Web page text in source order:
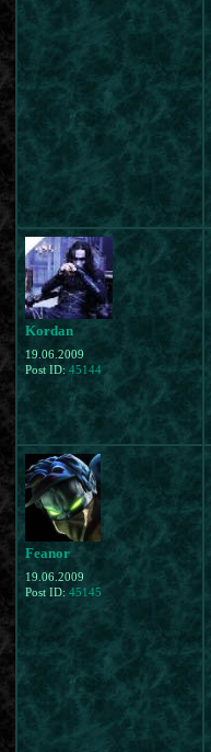
Kordan
19.06.2009
Post ID: 45144
Feanor
19.06.2009
Post ID: 45145